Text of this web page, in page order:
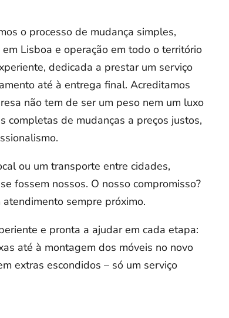
o processo de mudança simples,
Lisboa e operação em todo o território
dedicada a prestar um serviço
até à entrega final. Acreditamos
não tem de ser um peso nem um luxo
completas de mudanças a preços justos,
ou um transporte entre cidades,
fossem nossos. O nosso compromisso?
sempre próximo.
e pronta a ajudar em cada etapa:
até à montagem dos móveis no novo
extras escondidos – só um serviço